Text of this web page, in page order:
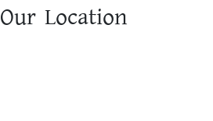
Our Location